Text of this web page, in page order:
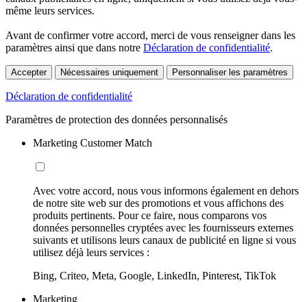
même leurs services.
Avant de confirmer votre accord, merci de vous renseigner dans les
paramètres ainsi que dans notre Déclaration de confidentialité.
Accepter Nécessaires uniquement Personnaliser les paramètres
Déclaration de confidentialité
Paramètres de protection des données personnalisés
Marketing Customer Match
Avec votre accord, nous vous informons également en dehors
de notre site web sur des promotions et vous affichons des
produits pertinents. Pour ce faire, nous comparons vos
données personnelles cryptées avec les fournisseurs externes
suivants et utilisons leurs canaux de publicité en ligne si vous
utilisez déjà leurs services :
Bing, Criteo, Meta, Google, LinkedIn, Pinterest, TikTok
Marketing